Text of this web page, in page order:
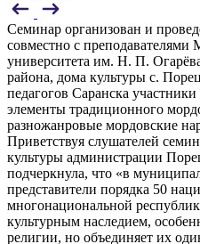
Семинар организован и
совместно с преподавателями
университета им. Н. П.
района, дома культуры с.
педагогов Саранска
элементы традиционного
разножанровые мордовские
Приветствуя слушателей
культуры администрации
подчеркнула, что «в
представители порядка 50
многонациональной
культурным наследием,
религии, но объединяет их